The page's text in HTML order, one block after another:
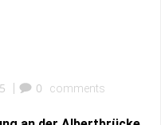
| 0 comments